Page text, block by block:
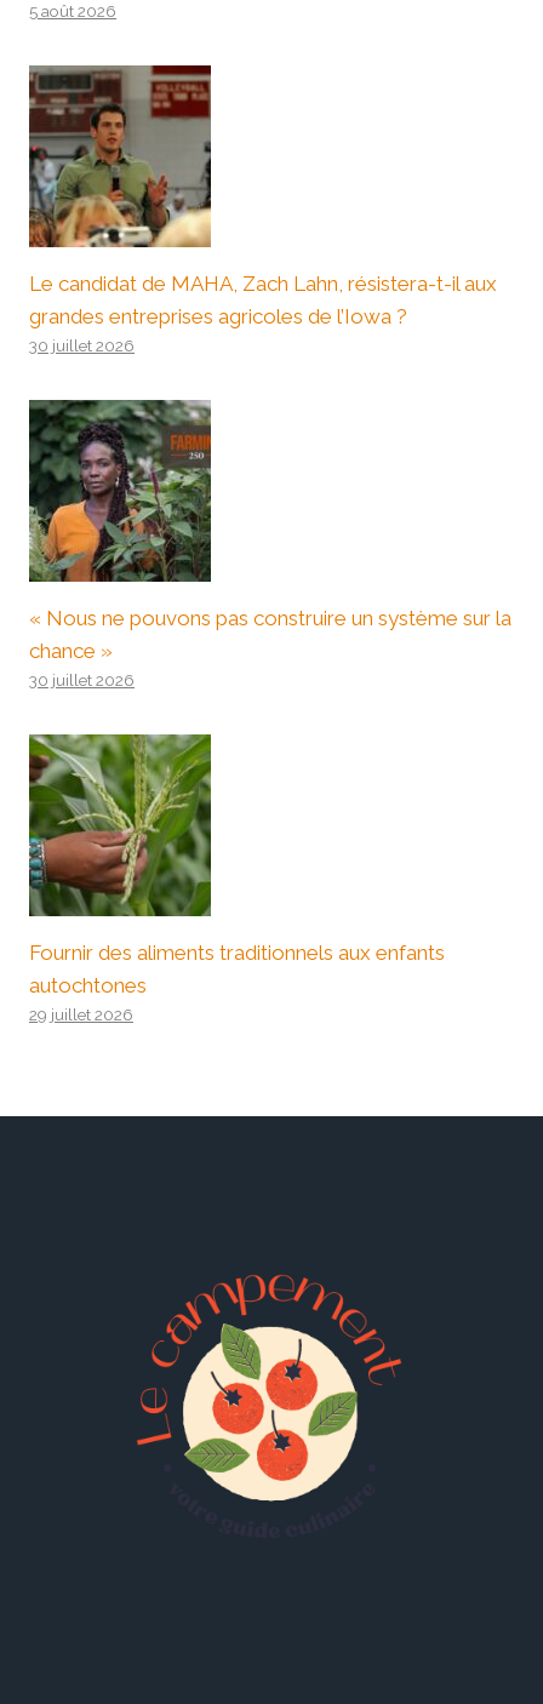
5 août 2026
Le candidat de MAHA, Zach Lahn, résistera-t-il aux
grandes entreprises agricoles de l’Iowa ?
30 juillet 2026
« Nous ne pouvons pas construire un système sur la
chance »
30 juillet 2026
Fournir des aliments traditionnels aux enfants
autochtones
29 juillet 2026